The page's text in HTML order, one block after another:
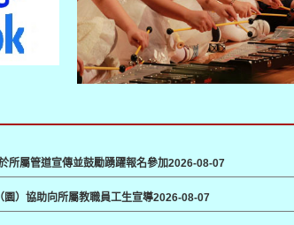
所屬管道宣傳並鼓勵踴躍報名參加2026-08-07
）協助向所屬教職員工生宣導2026-08-07